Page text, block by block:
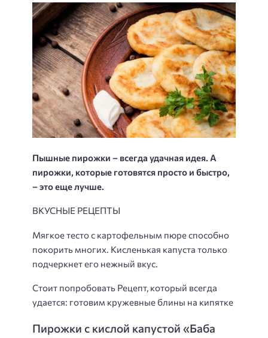
Пышные пирожки – всегда удачная идея. А
пирожки, которые готовятся просто и быстро,
– это еще лучше.
ВКУСНЫЕ РЕЦЕПТЫ
Мягкое тесто с картофельным пюре способно
покорить многих. Кисленькая капуста только
подчеркнет его нежный вкус.
Стоит попробовать Рецепт, который всегда
удается: готовим кружевные блины на кипятке
Пирожки с кислой капустой «Баба